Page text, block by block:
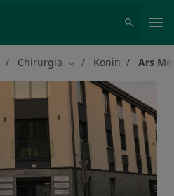
Chirurgia Zmień miasto
Konin Ars